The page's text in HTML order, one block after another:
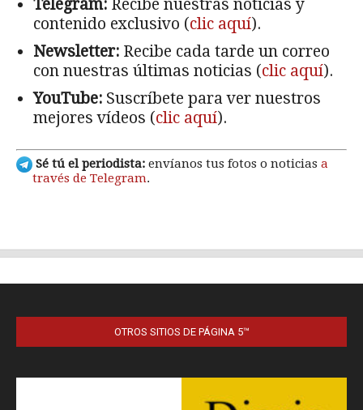
OTROS SITIOS DE PÁGINA 5™